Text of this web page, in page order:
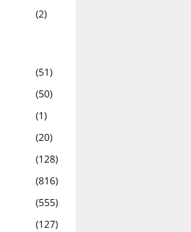
(2)
(51)
(50)
(1)
(20)
(128)
(816)
(555)
(127)